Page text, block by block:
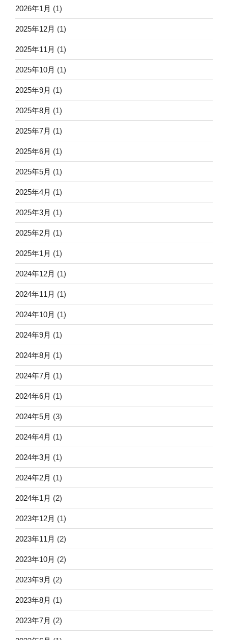
2026年1月 (1)
2025年12月 (1)
2025年11月 (1)
2025年10月 (1)
2025年9月 (1)
2025年8月 (1)
2025年7月 (1)
2025年6月 (1)
2025年5月 (1)
2025年4月 (1)
2025年3月 (1)
2025年2月 (1)
2025年1月 (1)
2024年12月 (1)
2024年11月 (1)
2024年10月 (1)
2024年9月 (1)
2024年8月 (1)
2024年7月 (1)
2024年6月 (1)
2024年5月 (3)
2024年4月 (1)
2024年3月 (1)
2024年2月 (1)
2024年1月 (2)
2023年12月 (1)
2023年11月 (2)
2023年10月 (2)
2023年9月 (2)
2023年8月 (1)
2023年7月 (2)